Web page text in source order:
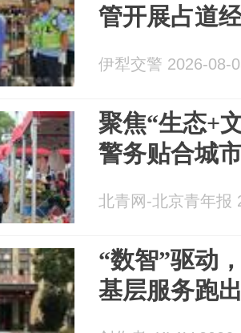
管开展占道
伊犁交警 2026-08-
聚焦“生态+
警务贴合城
北青网-北京青年报
“数智”驱动
基层服务跑